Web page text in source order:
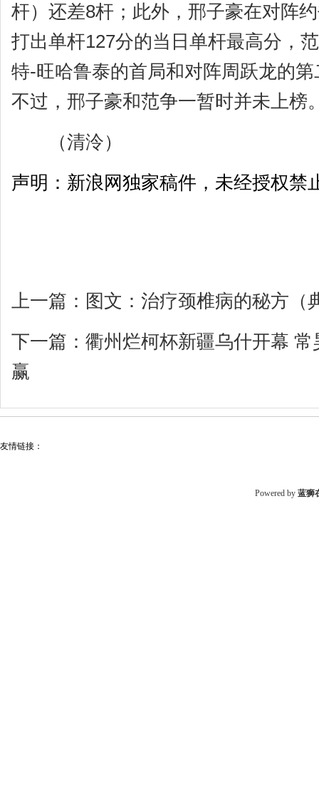
杆）还差8杆；此外，邢子豪在对阵
打出单杆127分的当日单杆最高分，
特-旺哈鲁泰的首局和对阵周跃龙的
不过，邢子豪和范争一暂时并未上榜
（清泠）
声明：新浪网独家稿件，未经授权禁
上一篇： 图文：治疗颈椎病的秘方（
下一篇： 衢州烂柯杯新疆乌什开幕
赢
友情链接：
Powered by 蓝狮